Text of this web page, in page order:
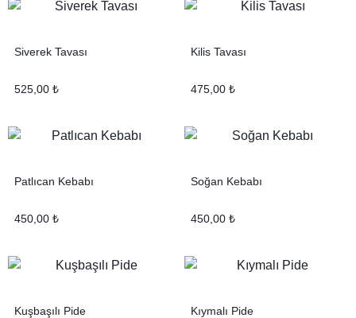
Siverek Tavası
525,00 ₺
Kilis Tavası
475,00 ₺
Patlıcan Kebabı
450,00 ₺
Soğan Kebabı
450,00 ₺
Kuşbaşılı Pide Kıymalı Pide